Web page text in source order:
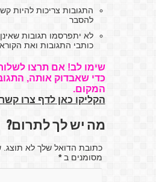
התגובות צריכות להיות
להסבר
לא יתפרסמו תגובות
כותבי התגובות ואת
שימו לב! אם תרצו
כדי שאבדוק אותה,
המקום.
הקליקו כאן לדף צרו קשר
מה יש לך לתרום?
כתובת הדואל שלך לא תוצג.
מסומנים ב*